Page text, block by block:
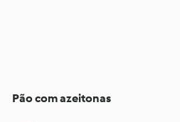
Pão com azeitonas